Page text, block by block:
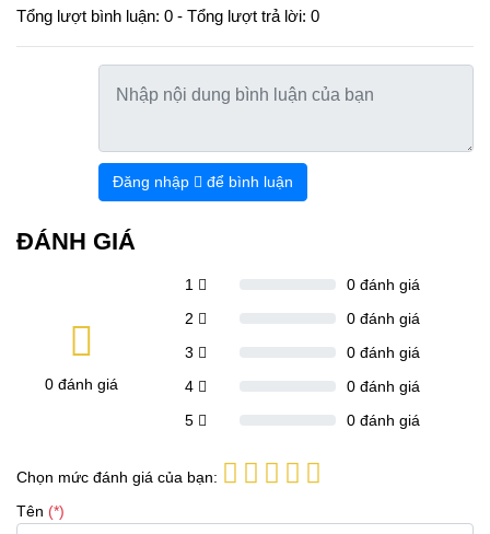
Tổng lượt bình luận: 0 - Tổng lượt trả lời: 0
Đăng nhập để bình luận
ĐÁNH GIÁ
0 đánh giá
1 0 đánh giá
2
0 đánh giá
3
0 đánh giá
4
0 đánh giá
5
0 đánh giá
Chọn mức đánh giá của bạn:
Tên (*)